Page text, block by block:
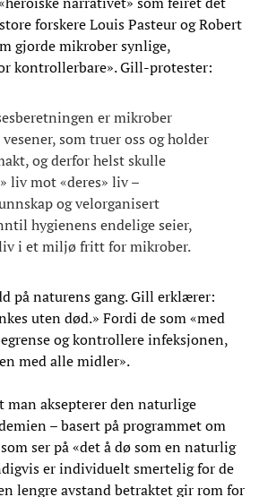
forskere Louis Pasteur og Robert
gjorde mikrober synlige,
kontrollerbare». Gill-protester:
er mikrober
som truer oss og holder
og derfor helst skulle
liv mot «deres» liv –
og velorganisert
hygienens endelige seier,
i et miljø fritt for mikrober.
på naturens gang. Gill erklærer:
uten død.» Fordi de som «med
og kontrollere infeksjonen,
med alle midler».
aksepterer den naturlige
– basert på programmet om
ser på «det å dø som en naturlig
er individuelt smertelig for de
lengre avstand betraktet gir rom for